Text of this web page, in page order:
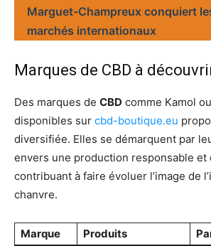
Marguet-Champreux conquiert
marchés internationaux
Marques de CBD à
Des marques de CBD comme Kamol
disponibles sur cbd-boutique.eu
diversifiée. Elles se démarquent par
envers une production responsable et
contribuant à faire évoluer l’image de
chanvre.
Marque Produits